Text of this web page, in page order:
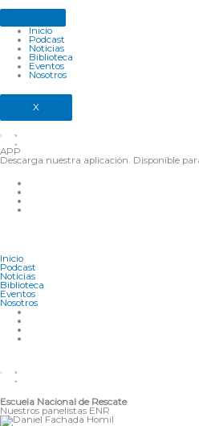
al
Inicio
Podcast
Noticias
Biblioteca
Eventos
Nosotros
X
APP
Descarga nuestra aplicación. Disponible
Inicio
Podcast
Noticias
Biblioteca
Eventos
Nosotros
Escuela Nacional de Rescate
Nuestros panelistas ENR